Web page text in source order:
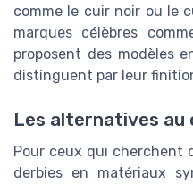
comme le cuir noir ou le
marques célèbres
proposent des modèles
distinguent par leur
Les alternatives au
Pour ceux qui cherchent
derbies en matériaux